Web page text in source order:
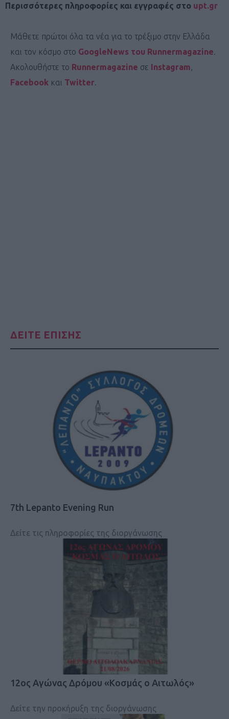
Περισσότερες πληροφορίες και εγγραφές στο upt.gr
Μάθετε πρώτοι όλα τα νέα για το τρέξιμο στην Ελλάδα
και τον κόσμο στο GoogleNews του Runnermagazine.
Ακολουθήστε το Runnermagazine σε Instagram,
Facebook και Twitter.
ΔΕΙΤΕ ΕΠΙΣΗΣ
7th Lepanto Evening Run
Δείτε τις πληροφορίες της διοργάνωσης
12ος Αγώνας Δρόμου «Κοσμάς ο Αιτωλός»
Δείτε την προκήρυξη της διοργάνωσης